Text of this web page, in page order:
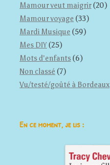
Mamour veut maigrir (20)
Mamour voyage (33)
Mardi Musique (59)
Mes DIY (25)
Mots d'enfants (6)
Non classé (7)
Vu/testé/goûté à Bordeaux
En ce moment, je lis :